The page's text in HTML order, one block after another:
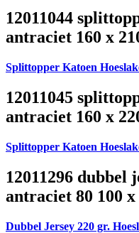
12011044
antraciet 160 x
Splittopper Katoen
12011045
antraciet 160 x
Splittopper Katoen
12011296 dubbel
antraciet 80 100
Dubbel Jersey 220 gr.